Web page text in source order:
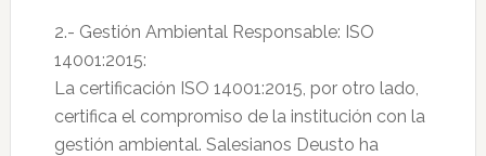
2.- Gestión Ambiental Responsable: ISO
14001:2015:
La certificación ISO 14001:2015, por otro lado,
certifica el compromiso de la institución con la
gestión ambiental. Salesianos Deusto ha